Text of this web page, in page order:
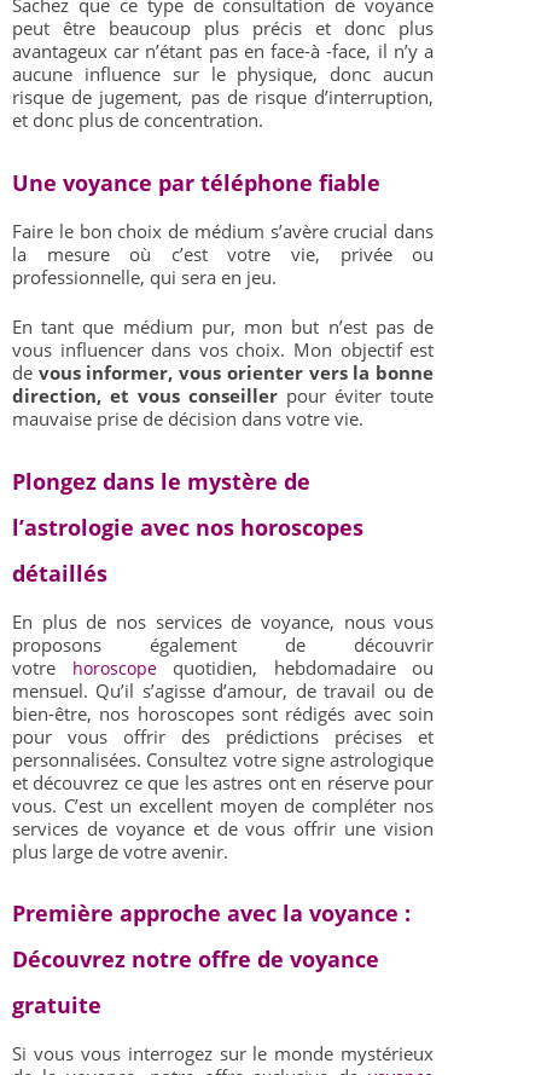
Sachez que ce type de consultation de voyance
peut être beaucoup plus précis et donc plus
avantageux car n’étant pas en face-à -face, il n’y a
aucune influence sur le physique, donc aucun
risque de jugement, pas de risque d’interruption,
et donc plus de concentration.
Une voyance par téléphone fiable
Faire le bon choix de médium s’avère crucial dans
la mesure où c’est votre vie, privée ou
professionnelle, qui sera en jeu.
En tant que médium pur, mon but n’est pas de
vous influencer dans vos choix. Mon objectif est
de vous informer, vous orienter vers la bonne
direction, et vous conseiller pour éviter toute
mauvaise prise de décision dans votre vie.
Plongez dans le mystère de
l’astrologie avec nos horoscopes
détaillés
En plus de nos services de voyance, nous vous
proposons également de découvrir
votre
horoscopequotidien, hebdomadaire ou
mensuel. Qu’il s’agisse d’amour, de travail ou de
bien-être, nos horoscopes sont rédigés avec soin
pour vous offrir des prédictions précises et
personnalisées. Consultez votre signe astrologique
et découvrez ce que les astres ont en réserve pour
vous. C’est un excellent moyen de compléter nos
services de voyance et de vous offrir une vision
plus large de votre avenir.
Première approche avec la voyance :
Découvrez notre offre de voyance
gratuite
Si vous vous interrogez sur le monde mystérieux